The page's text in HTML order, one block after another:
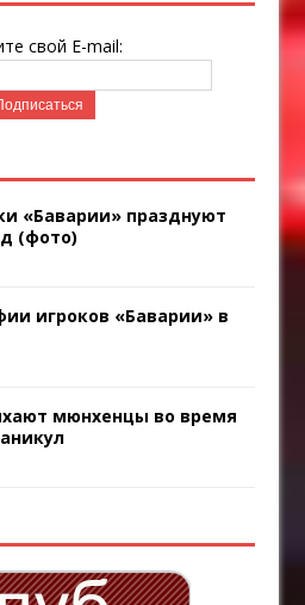
свой E-mail:
«Баварии» празднуют
(фото)
игроков «Баварии» в
мюнхенцы во время